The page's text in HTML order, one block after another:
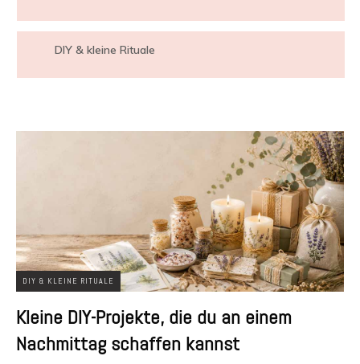
DIY & KLEINE RITUALE
Kleine DIY-Projekte, die du an einem
Nachmittag schaffen kannst
DIY & kleine Rituale